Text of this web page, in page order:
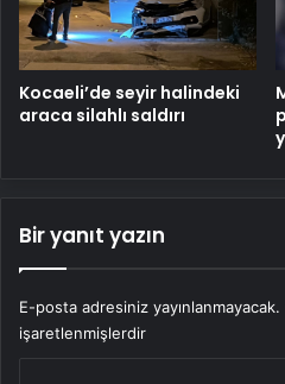
Kocaeli’de seyir halindeki
araca silahlı saldırı
Bir yanıt yazın
E-posta adresiniz yayınlanmayacak.
işaretlenmişlerdir